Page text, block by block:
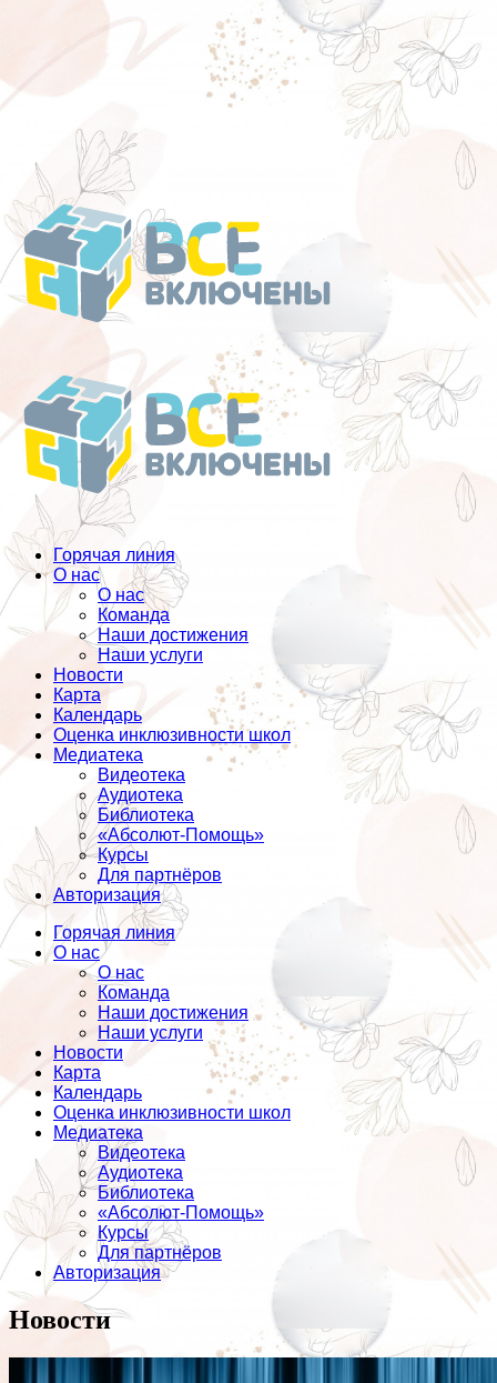
Перейти
к
содержанию
Горячая линия
О нас
О нас
Команда
Наши достижения
Наши услуги
Новости
Карта
Календарь
Оценка инклюзивности школ
Медиатека
Видеотека
Аудиотека
Библиотека
«Абсолют-Помощь»
Курсы
Для партнёров
Авторизация
Горячая линия
О нас
О нас
Команда
Наши достижения
Наши услуги
Новости
Карта
Календарь
Оценка инклюзивности школ
Медиатека
Видеотека
Аудиотека
Библиотека
«Абсолют-Помощь»
Курсы
Для партнёров
Авторизация
Новости